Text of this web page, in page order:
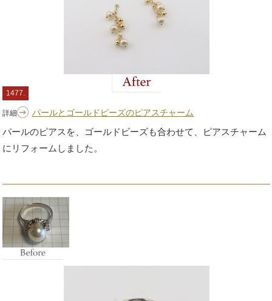
1477.
詳細 パールとゴールドピーズのピアスチャーム
パールのピアスを、ゴールドビーズも合わせて、ピアスチャーム
にリフォームしました。